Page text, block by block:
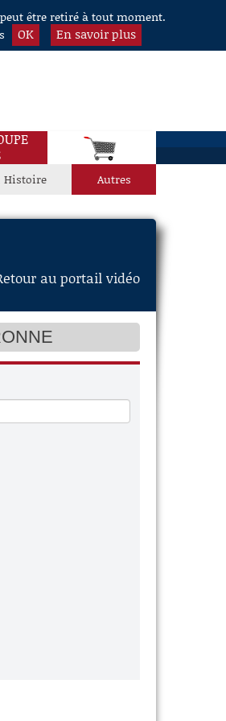
être retiré à tout moment.
OK En savoir plus
Histoire Autres
au portail vidéo